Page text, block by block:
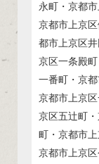
永町・京都
京都市上京
都市上京区
京区一条殿
一番町・京
京都市上京
京区五辻町
町・京都市
京都市上京